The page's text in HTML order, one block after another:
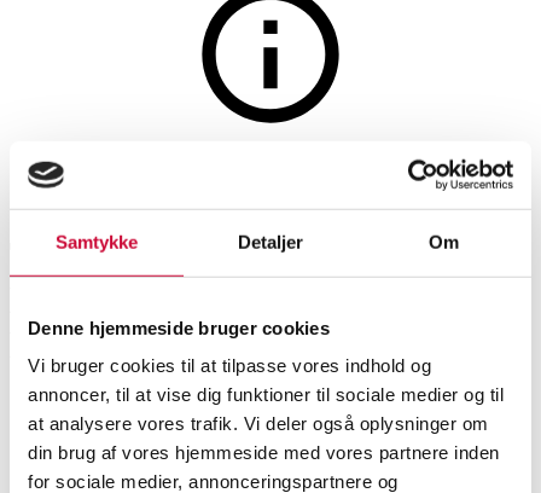
Samtykke Detaljer Om
Denne hjemmeside bruger cookies
Vi bruger cookies til at tilpasse vores indhold og
annoncer, til at vise dig funktioner til sociale medier og til
at analysere vores trafik. Vi deler også oplysninger om
din brug af vores hjemmeside med vores partnere inden
for sociale medier, annonceringspartnere og
Stole
Jonas Trampedach for HAY.
Tre barstole, model Cornet
Højbord, model Loop (4)
SHOWROOMVURDERING VARENUMMER